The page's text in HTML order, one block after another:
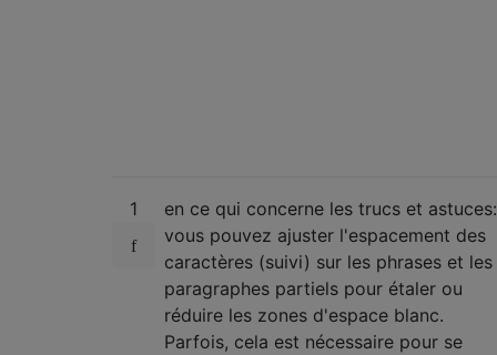
1
en ce qui concerne les trucs et astuces:
vous pouvez ajuster l'espacement des
caractères (suivi) sur les phrases et les
paragraphes partiels pour étaler ou
réduire les zones d'espace blanc.
Parfois, cela est nécessaire pour se